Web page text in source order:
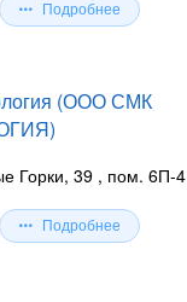
Подробнее
(ООО СМК
Горки, 39 , пом. 6П-4
Подробнее